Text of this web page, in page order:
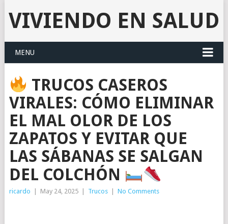
VIVIENDO EN SALUD
MENU
TRUCOS CASEROS
VIRALES: CÓMO ELIMINAR
EL MAL OLOR DE LOS
ZAPATOS Y EVITAR QUE
LAS SÁBANAS SE SALGAN
DEL COLCHÓN
ricardo | May 24, 2025 | Trucos | No Comments